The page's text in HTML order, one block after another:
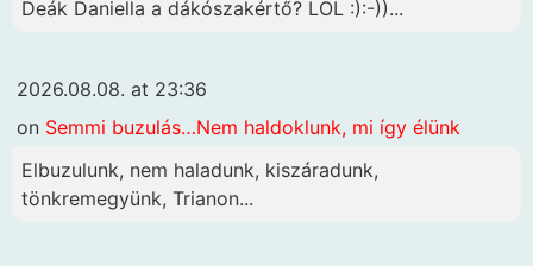
Deák Daniella a dákószakértő? LOL :):-))...
2026.08.08. at 23:36
on Semmi buzulás…Nem haldoklunk, mi így élünk
Elbuzulunk, nem haladunk, kiszáradunk,
tönkremegyünk, Trianon...